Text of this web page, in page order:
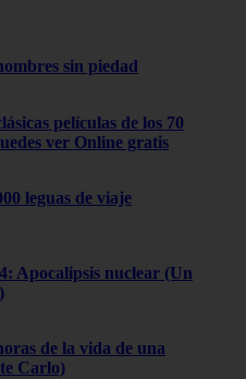
sin piedad
películas de los 70
ver Online gratis
leguas de viaje
Apocalipsis nuclear (Un
de la vida de una
Carlo)